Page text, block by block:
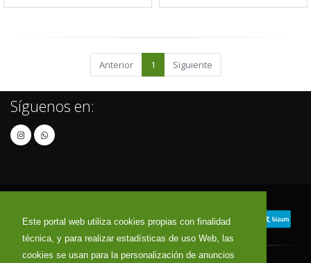
Este portal web utiliza cookies propias con finalidad
técnica, y para realizar estadísticas de uso Web, las
cookies se usan para la personalización de anuncios
Anterior 1 Siguiente
Síguenos en: